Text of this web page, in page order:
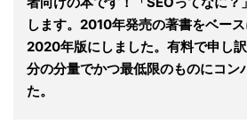
します。2010年発売の著書をベー
2020年版にしました。有料で申し
分の分量でかつ最低限のものにコン
た。